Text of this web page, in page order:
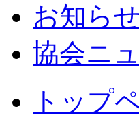
お知ら
協会ニ
トップ